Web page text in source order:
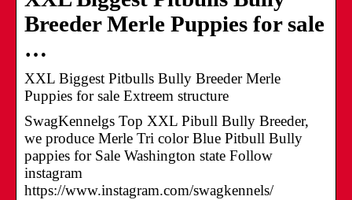
Breeder Merle Puppies for sale
…
XXL Biggest Pitbulls Bully Breeder Merle
Puppies for sale Extreem structure
SwagKennelgs Top XXL Pibull Bully Breeder,
we produce Merle Tri color Blue Pitbull Bully
pappies for Sale Washington state Follow
instagram
https://www.instagram.com/swagkennels/